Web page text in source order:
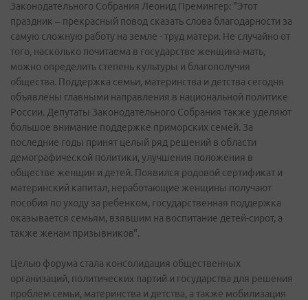
Законодательного Собрания Леонид Премингер: "Этот
праздник – прекрасный повод сказать слова благодарности за
самую сложную работу на земле - труд матери. Не случайно от
того, насколько почитаема в государстве женщина-мать,
можно определить степень культуры и благополучия
общества. Поддержка семьи, материнства и детства сегодня
объявлены главными направления в национальной политике
России. Депутаты Законодательного Собрания также уделяют
большое внимание поддержке приморских семей. За
последние годы принят целый ряд решений в области
демографической политики, улучшения положения в
обществе женщин и детей. Появился родовой сертификат и
материнский капитал, неработающие женщины получают
пособия по уходу за ребенком, государственная поддержка
оказывается семьям, взявшим на воспитание детей-сирот, а
также женам призывников".
Целью форума стала консолидация общественных
организаций, политических партий и государства для решения
проблем семьи, материнства и детства, а также мобилизация